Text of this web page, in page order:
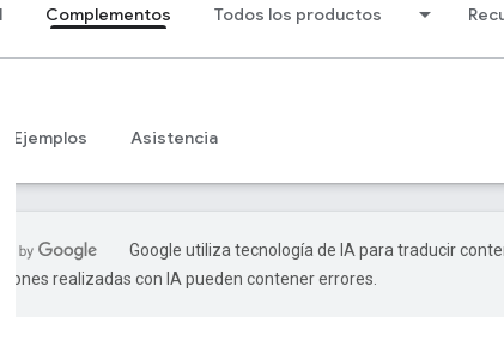
Complementos Todos los productos
Ejemplos Asistencia
Google utiliza tecnología de IA para traducir
realizadas con IA pueden contener errores.